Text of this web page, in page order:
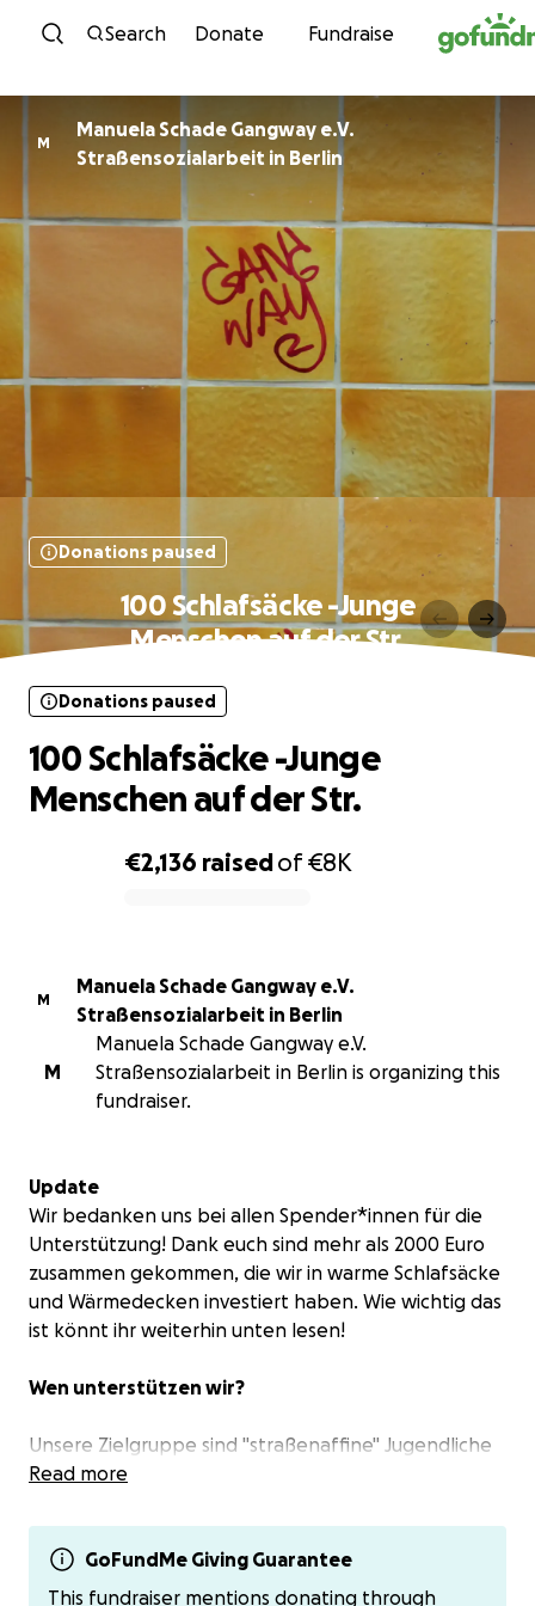
Skip to content
Search Donate Fundraise
M
Manuela Schade Gangway e.V.
Straßensozialarbeit in Berlin
Donations paused
100 Schlafsäcke -Junge
Menschen auf der Str.
€2,136 raisedof€8K
Donations paused
100 Schlafsäcke -Junge
Menschen auf der Str.
M
Manuela Schade Gangway e.V.
Straßensozialarbeit in Berlin
M
Manuela Schade Gangway e.V.
Straßensozialarbeit in Berlin is organizing this
fundraiser.
Update
Wir bedanken uns bei allen Spender*innen für die
Unterstützung! Dank euch sind mehr als 2000 Euro
zusammen gekommen, die wir in warme Schlafsäcke
und Wärmedecken investiert haben. Wie wichtig das
ist könnt ihr weiterhin unten lesen!
Wen unterstützen wir?
Unsere Zielgruppe sind "straßenaffine" Jugendliche
und junge Erwachsene, die sich in unserem
Ein Großteil unsere Adressat*innen ist aus
unterschiedlichen Gründen wohnungs- oder
obdachlos. In der kalten Jahreszeit birgt dieser
Read more
GoFundMe Giving Guarantee
This fundraiser mentions donating through